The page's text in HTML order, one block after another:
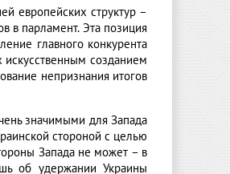
европейских структур –
в парламент. Эта позиция
главного конкурента
искусственным созданием
непризнания итогов
значимыми для Запада
стороной с целью
Запада не может – в
об удержании Украины